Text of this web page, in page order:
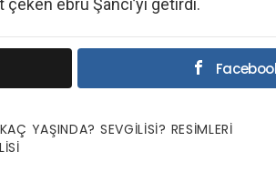
ebru Şancı’yı getirdi.
YAŞINDA? SEVGILISI? RESIMLERI